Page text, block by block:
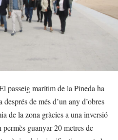
passeig marítim de la Pineda ha
de més d’un any d’obres
de la zona gràcies a una inversió
guanyar 20 metres de